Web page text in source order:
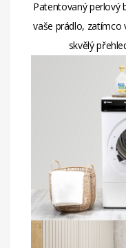
Patentovaný perlový
vaše prádlo, zatímco
skvělý